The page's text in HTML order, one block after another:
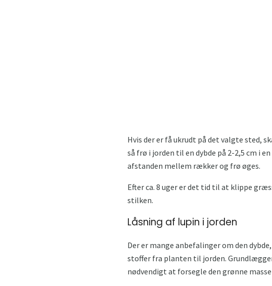
Hvis der er få ukrudt på det valgte sted,
så frø i jorden til en dybde på 2-2,5 cm i
afstanden mellem rækker og frø øges.
Efter ca. 8 uger er det tid til at klippe
stilken.
Låsning af lupin i jorden
Der er mange anbefalinger om den
stoffer fra planten til jorden.
nødvendigt at forsegle den grønne